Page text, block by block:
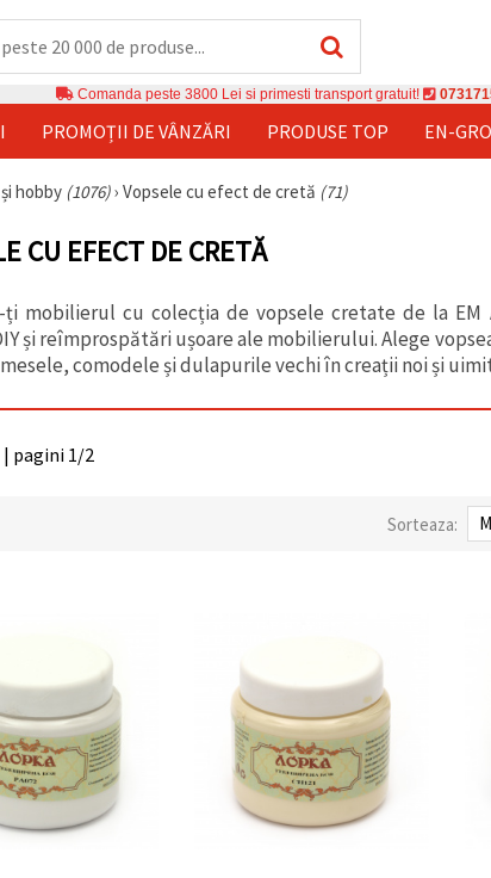
Comanda peste 3800 Lei si primesti transport gratuit!
PROMOȚII DE VÂNZĂRI PRODUSE TOP EN-
hobby (1076)› Vopsele cu efect de cretă (71)
CU EFECT DE CRETĂ
ți mobilierul cu colecția de vopsele cretate de la
și reîmprospătări ușoare ale mobilierului. Alege
comodele și dulapurile vechi în creații noi și
pagini 1/2
Sorteaza: